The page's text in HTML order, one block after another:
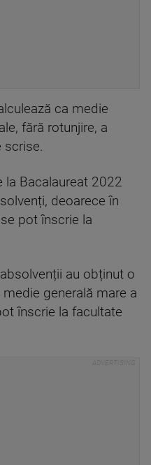
ca medie
fără rotunjire, a
scrise.
la Bacalaureat 2022
deoarece în
pot înscrie la
au obținut o
generală mare a
înscrie la facultate